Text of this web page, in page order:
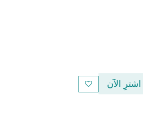
اشترِ الآن